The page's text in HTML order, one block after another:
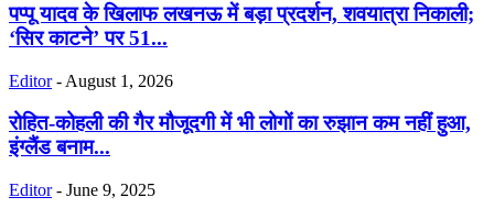
पप्पू यादव के खिलाफ लखनऊ में बड़ा प्रदर्शन, शवयात्रा निकाली;
‘सिर काटने’ पर 51...
Editor - August 1, 2026
रोहित-कोहली की गैर मौजूदगी में भी लोगों का रुझान कम नहीं हुआ,
इंग्लैंड बनाम...
Editor - June 9, 2025